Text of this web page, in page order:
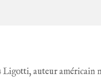
Ligotti, auteur américain